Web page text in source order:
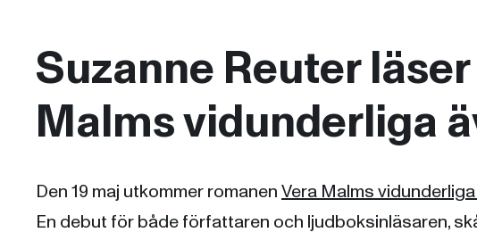
Suzanne Reuter
Malms vidunderliga
Den 19 maj utkommer romanenVera Malms
En debut för både författaren och ljudboksinläsaren,